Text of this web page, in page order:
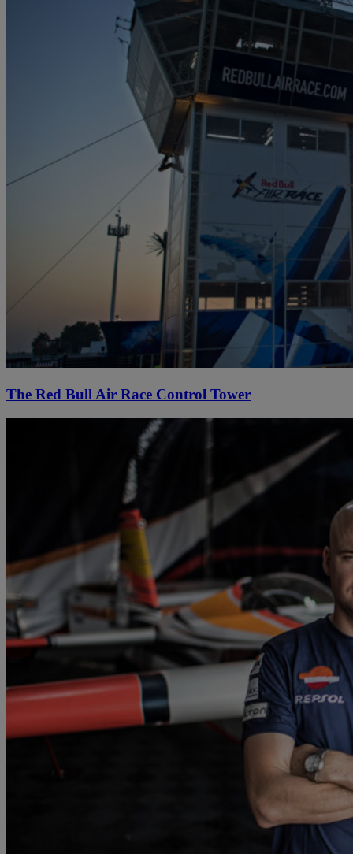
The Red Bull Air Race Control Tower